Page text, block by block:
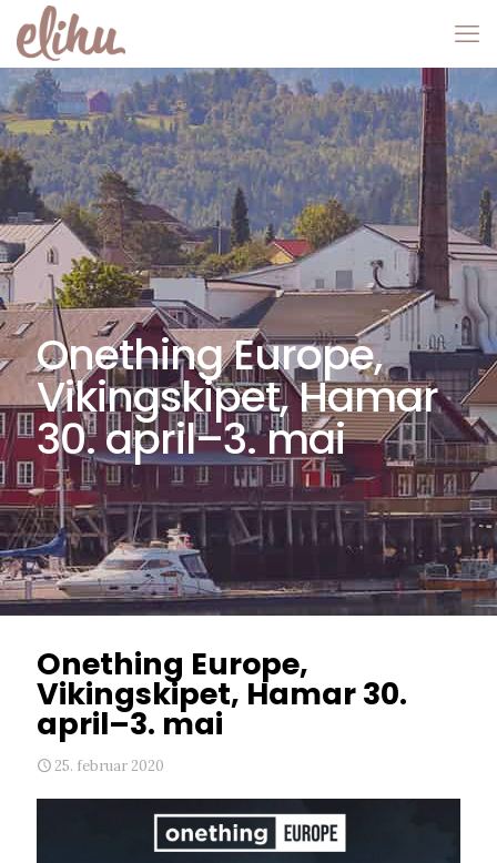
Onething Europe,
Vikingskipet, Hamar
30. april–3. mai
Onething Europe,
Vikingskipet, Hamar 30.
april–3. mai
25. februar 2020